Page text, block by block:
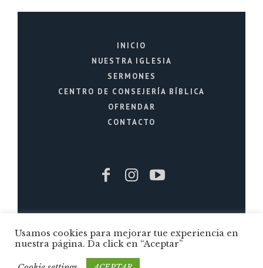
INICIO
NUESTRA IGLESIA
SERMONES
CENTRO DE CONSEJERÍA BÍBLICA
OFRENDAR
CONTACTO
los Derechos Reservados / Quito - Ecuador
Usamos cookies para mejorar tue experiencia en
nuestra página. Da click en “Aceptar”